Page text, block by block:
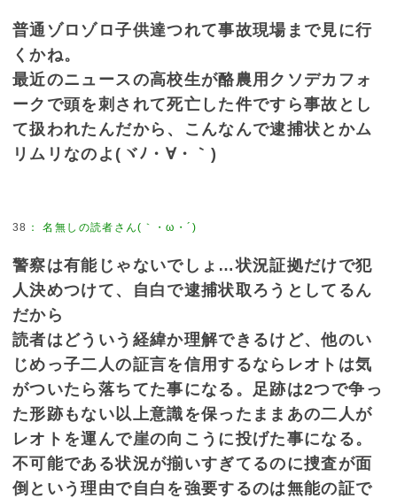
普通ゾロゾロ子供達つれて事故現場まで見に行
くかね。
最近のニュースの高校生が酪農用クソデカフォ
ークで頭を刺されて死亡した件ですら事故とし
て扱われたんだから、こんなんで逮捕状とかム
リムリなのよ(ヾﾉ・∀・｀)
38 ：名無しの読者さん(｀・ω・´)
警察は有能じゃないでしょ…状況証拠だけで犯
人決めつけて、自白で逮捕状取ろうとしてるん
だから
読者はどういう経緯か理解できるけど、他のい
じめっ子二人の証言を信用するならレオトは気
がついたら落ちてた事になる。足跡は2つで争っ
た形跡もない以上意識を保ったままあの二人が
レオトを運んで崖の向こうに投げた事になる。
不可能である状況が揃いすぎてるのに捜査が面
倒という理由で自白を強要するのは無能の証で